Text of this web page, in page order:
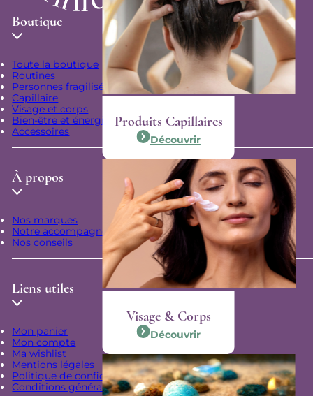
Produits Capillaires
Découvrir
Visage & Corps
Découvrir
Boutique
Toute la boutique
Routines
Personnes fragilisées
Capillaire
Visage et corps
Bien-être et énergie
Accessoires
À propos
Nos marques
Notre accompagnement
Nos conseils
Liens utiles
Mon panier
Mon compte
Ma wishlist
Mentions légales
Politique de confidentialité
Conditions générales de vente